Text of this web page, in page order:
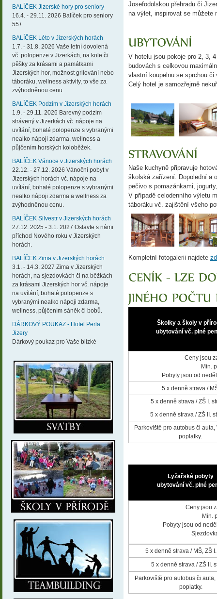
BALÍČEK Jizerské hory pro seniory
16.4. - 29.11. 2026 Balíček pro seniory
55+
BALÍČEK Léto v Jizerských horách
1.7. - 31.8. 2026 Vaše letní dovolená
vč. polopenze v Jizerkách, na kole či
pěšky za krásami a památkami
Jizerských hor, možnost grilování nebo
táboráku, wellness aktivity, to vše za
zvýhodněnou cenu.
BALÍČEK Podzim v Jizerských horách
1.9. - 29.11. 2026 Barevný podzim
strávený v Jizerkách vč. nápoje na
uvítání, bohaté polopenze s vybranými
nealko nápoji zdarma, wellness a
půjčením horských koloběžek.
BALÍČEK Vánoce v Jizerských horách
22.12. - 27.12. 2026 Vánoční pobyt v
Jizerských horách vč. nápoje na
uvítání, bohaté polopenze s vybranými
nealko nápoji zdarma a wellness za
zvýhodněnou cenu.
BALÍČEK Silvestr v Jizerských horách
27.12. 2025 - 3.1. 2027 Oslavte s námi
příchod Nového roku v Jizerských
horách.
BALÍČEK Zima v Jizerských horách
3.1. - 14.3. 2027 Zima v Jizerských
horách, na sjezdovkách či na běžkách
za krásami Jizerských hor vč. nápoje
na uvítání, bohaté polopenze s
vybranými nealko nápoji zdarma,
wellness, půjčením sáněk či bobů.
DÁRKOVÝ POUKAZ - Hotel Perla
Jizery
Dárkový poukaz pro Vaše blízké
Josefodolskou přehradu či
na výlet, inspirovat se můžete
V hotelu jsou pokoje pro 2, 3,
budovách s celkovou
vlastní koupelnu se sprchou či
Celý hotel je samozřejmě
Naše kuchyně připravuje
školská zařízení. Dopolední a
pečivo s pomazánkami,
V případě celodenního výletu
táboráku vč. zajištění všeho
Kompletní fotogalerii najdete
Školky a školy v
ubytování vč. plné
Ceny jsou
Min.
Pobyty jsou od
5 x denně strava /
5 x denně strava / ZŠ I.
5 x denně strava / ZŠ II.
Parkoviště pro autobus či auta,
poplatky.
Lyžařské pobyty
ubytování vč. plné
Ceny jsou
Min.
Pobyty jsou od
5 x denně strava / MŠ, ZŠ
5 x denně strava / ZŠ II.
Parkoviště pro autobus či auta,
poplatky.